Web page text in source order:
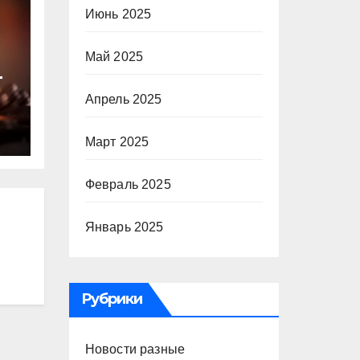
Июнь 2025
Май 2025
Апрель 2025
Март 2025
Февраль 2025
Январь 2025
Рубрики
Новости разные